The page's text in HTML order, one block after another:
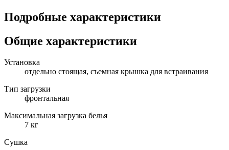
Подробные характеристики
Общие характеристики
Установка
отдельно стоящая, съемная крышка для встраивания
Тип загрузки
фронтальная
Максимальная загрузка белья
7 кг
Сушка